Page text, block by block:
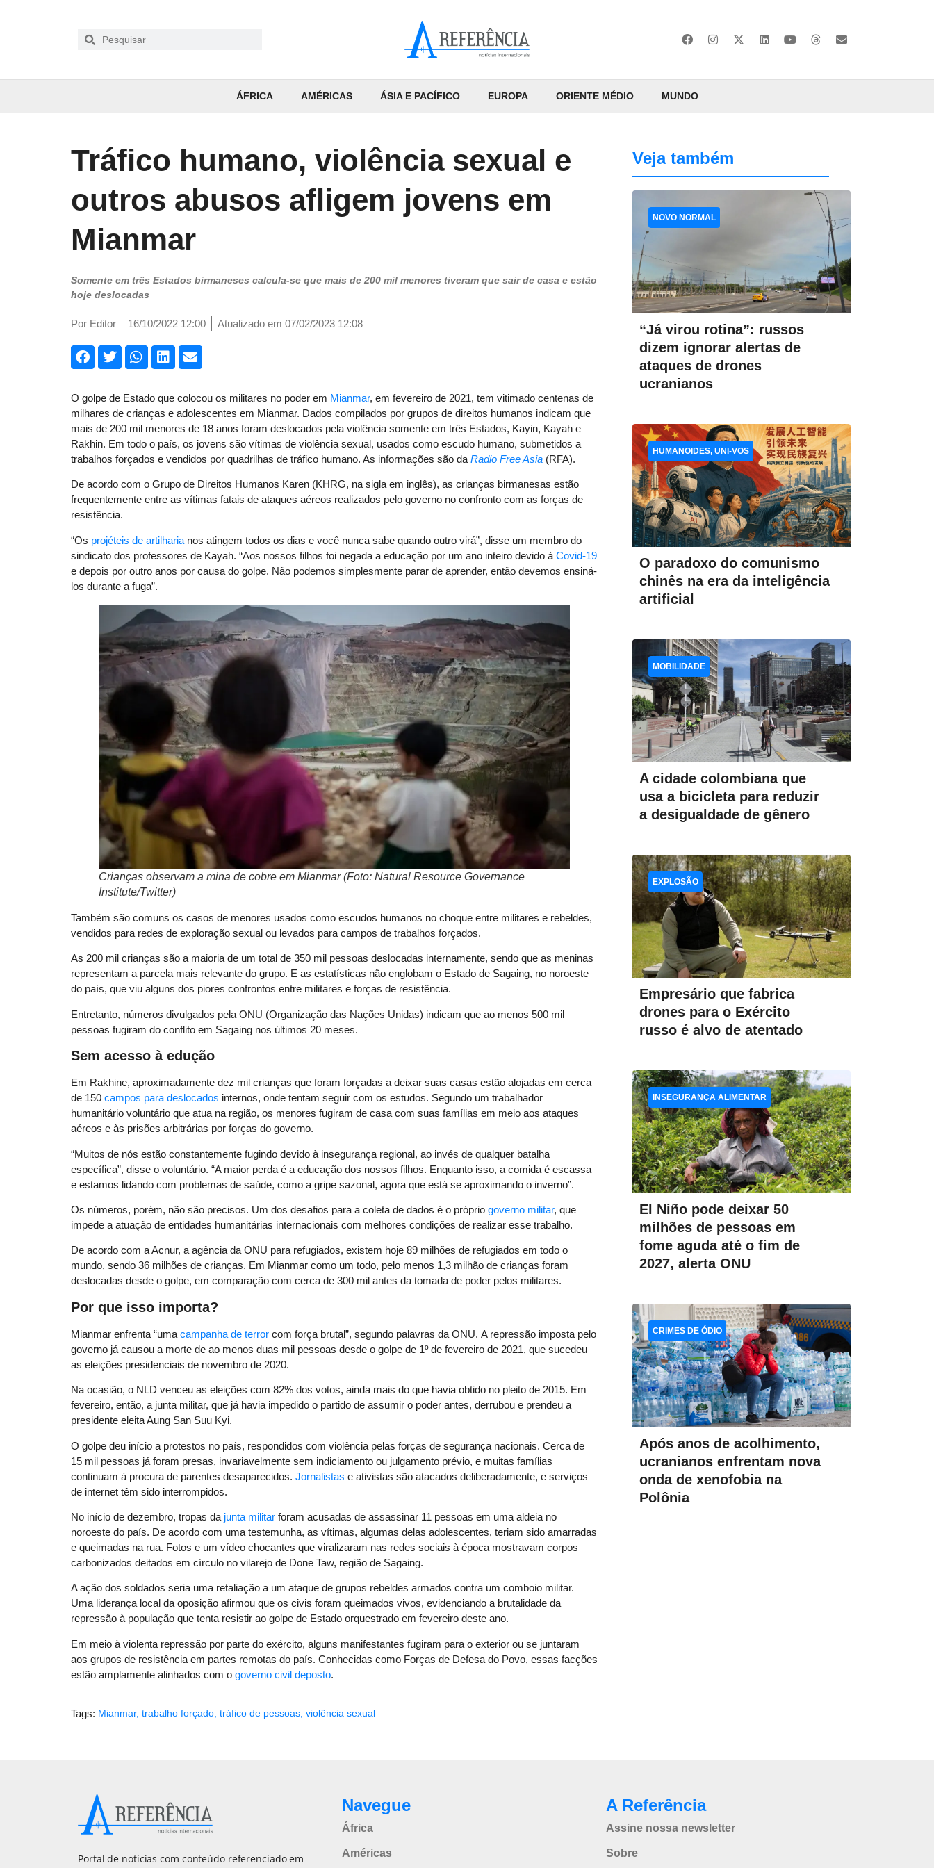
ÁFRICA AMÉRICAS ÁSIA E PACÍFICO EUROPA ORIENTE MÉDIO MUNDO
Tráfico humano, violência sexual e
outros abusos afligem jovens em
Mianmar
Somente em três Estados birmaneses calcula-se que mais de 200 mil menores tiveram que sair de casa e estão
hoje deslocadas
Por Editor 16/10/2022 12:00 Atualizado em 07/02/2023 12:08
O golpe de Estado que colocou os militares no poder em Mianmar, em fevereiro de 2021, tem vitimado centenas de
milhares de crianças e adolescentes em Mianmar. Dados compilados por grupos de direitos humanos indicam que
mais de 200 mil menores de 18 anos foram deslocados pela violência somente em três Estados, Kayin, Kayah e
Rakhin. Em todo o país, os jovens são vítimas de violência sexual, usados como escudo humano, submetidos a
trabalhos forçados e vendidos por quadrilhas de tráfico humano. As informações são da Radio Free Asia (RFA).
De acordo com o Grupo de Direitos Humanos Karen (KHRG, na sigla em inglês), as crianças birmanesas estão
frequentemente entre as vítimas fatais de ataques aéreos realizados pelo governo no confronto com as forças de
resistência.
“Os projéteis de artilharia nos atingem todos os dias e você nunca sabe quando outro virá”, disse um membro do
sindicato dos professores de Kayah. “Aos nossos filhos foi negada a educação por um ano inteiro devido à Covid-19
e depois por outro anos por causa do golpe. Não podemos simplesmente parar de aprender, então devemos ensiná-
los durante a fuga”.
Crianças observam a mina de cobre em Mianmar (Foto: Natural Resource Governance
Institute/Twitter)
Também são comuns os casos de menores usados como escudos humanos no choque entre militares e rebeldes,
vendidos para redes de exploração sexual ou levados para campos de trabalhos forçados.
As 200 mil crianças são a maioria de um total de 350 mil pessoas deslocadas internamente, sendo que as meninas
representam a parcela mais relevante do grupo. E as estatísticas não englobam o Estado de Sagaing, no noroeste
do país, que viu alguns dos piores confrontos entre militares e forças de resistência.
Entretanto, números divulgados pela ONU (Organização das Nações Unidas) indicam que ao menos 500 mil
pessoas fugiram do conflito em Sagaing nos últimos 20 meses.
Sem acesso à edução
Em Rakhine, aproximadamente dez mil crianças que foram forçadas a deixar suas casas estão alojadas em cerca
de 150 campos para deslocados internos, onde tentam seguir com os estudos. Segundo um trabalhador
humanitário voluntário que atua na região, os menores fugiram de casa com suas famílias em meio aos ataques
aéreos e às prisões arbitrárias por forças do governo.
“Muitos de nós estão constantemente fugindo devido à insegurança regional, ao invés de qualquer batalha
específica”, disse o voluntário. “A maior perda é a educação dos nossos filhos. Enquanto isso, a comida é escassa
e estamos lidando com problemas de saúde, como a gripe sazonal, agora que está se aproximando o inverno”.
Os números, porém, não são precisos. Um dos desafios para a coleta de dados é o próprio governo militar, que
impede a atuação de entidades humanitárias internacionais com melhores condições de realizar esse trabalho.
De acordo com a Acnur, a agência da ONU para refugiados, existem hoje 89 milhões de refugiados em todo o
mundo, sendo 36 milhões de crianças. Em Mianmar como um todo, pelo menos 1,3 milhão de crianças foram
deslocadas desde o golpe, em comparação com cerca de 300 mil antes da tomada de poder pelos militares.
Por que isso importa?
Mianmar enfrenta “uma campanha de terror com força brutal”, segundo palavras da ONU. A repressão imposta pelo
governo já causou a morte de ao menos duas mil pessoas desde o golpe de 1º de fevereiro de 2021, que sucedeu
as eleições presidenciais de novembro de 2020.
Na ocasião, o NLD venceu as eleições com 82% dos votos, ainda mais do que havia obtido no pleito de 2015. Em
fevereiro, então, a junta militar, que já havia impedido o partido de assumir o poder antes, derrubou e prendeu a
presidente eleita Aung San Suu Kyi.
O golpe deu início a protestos no país, respondidos com violência pelas forças de segurança nacionais. Cerca de
15 mil pessoas já foram presas, invariavelmente sem indiciamento ou julgamento prévio, e muitas famílias
continuam à procura de parentes desaparecidos. Jornalistas e ativistas são atacados deliberadamente, e serviços
de internet têm sido interrompidos.
No início de dezembro, tropas da junta militar foram acusadas de assassinar 11 pessoas em uma aldeia no
noroeste do país. De acordo com uma testemunha, as vítimas, algumas delas adolescentes, teriam sido amarradas
e queimadas na rua. Fotos e um vídeo chocantes que viralizaram nas redes sociais à época mostravam corpos
carbonizados deitados em círculo no vilarejo de Done Taw, região de Sagaing.
A ação dos soldados seria uma retaliação a um ataque de grupos rebeldes armados contra um comboio militar.
Uma liderança local da oposição afirmou que os civis foram queimados vivos, evidenciando a brutalidade da
repressão à população que tenta resistir ao golpe de Estado orquestrado em fevereiro deste ano.
Em meio à violenta repressão por parte do exército, alguns manifestantes fugiram para o exterior ou se juntaram
aos grupos de resistência em partes remotas do país. Conhecidas como Forças de Defesa do Povo, essas facções
estão amplamente alinhados com o governo civil deposto.
Tags: Mianmar, trabalho forçado tráfico de pessoas violência sexual
Veja também
“Já virou rotina”: russos
dizem ignorar alertas de
ataques de drones
ucranianos
NOVO NORMAL
O paradoxo do comunismo
chinês na era da inteligência
artificial
HUMANOIDES, UNI-VOS
A cidade colombiana que
usa a bicicleta para reduzir
a desigualdade de gênero
MOBILIDADE
Empresário que fabrica
drones para o Exército
russo é alvo de atentado
EXPLOSÃO
El Niño pode deixar 50
milhões de pessoas em
fome aguda até o fim de
2027, alerta ONU
INSEGURANÇA ALIMENTAR
Após anos de acolhimento,
ucranianos enfrentam nova
onda de xenofobia na
Polônia
CRIMES DE ÓDIO
Portal de notícias com conteúdo referenciado em
Navegue
África
Américas
A Referência
Assine nossa newsletter
Sobre